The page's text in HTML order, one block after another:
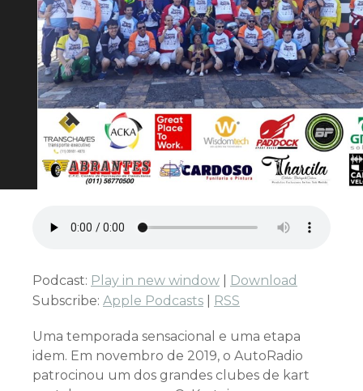
Podcast: Play in new window
Download
Subscribe: Apple Podcasts RSS
Uma temporada sensacional e uma etapa
idem. Em novembro de 2019, o AutoRadio
patrocinou um dos grandes clubes de kart